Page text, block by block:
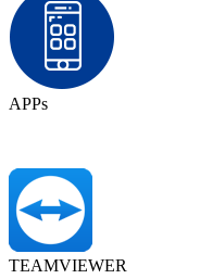
APPs
TEAMVIEWER